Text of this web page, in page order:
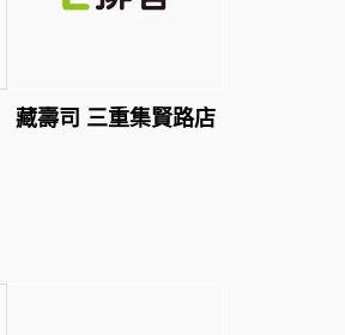
藏壽司 三重集賢路店